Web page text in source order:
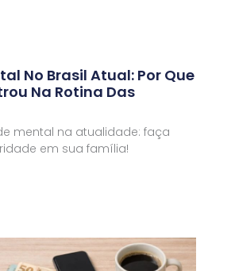
No Brasil Atual: Por Que
Na Rotina Das
mental na atualidade: faça
em sua família!